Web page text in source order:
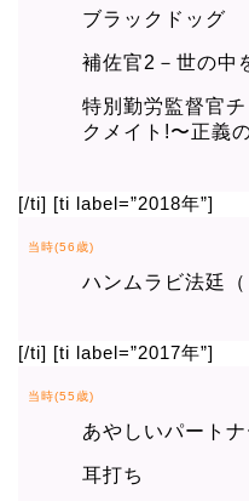
ブラックドッグ
補佐官2－世の中
特別勤労監督官
クメイト!〜正義
[/ti] [ti label=”2018年”]
当時(56歳)
ハンムラビ法廷（
[/ti] [ti label=”2017年”]
当時(55歳)
あやしいパートナ
耳打ち